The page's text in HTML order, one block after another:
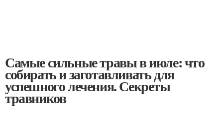
Самые сильные травы в июле: что
собирать и заготавливать для
успешного лечения. Секреты
травников